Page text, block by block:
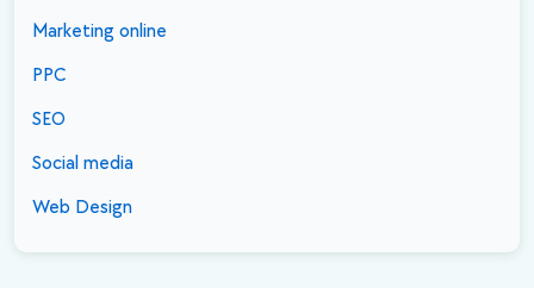
Marketing online
PPC
SEO
Social media
Web Design